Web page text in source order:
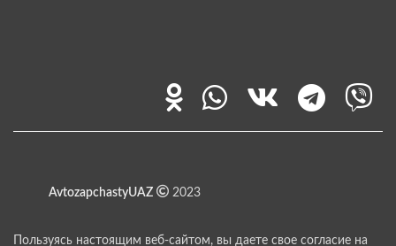
AvtozapchastyUAZ 2023
Пользуясь настоящим веб-сайтом, вы даете свое согласие на